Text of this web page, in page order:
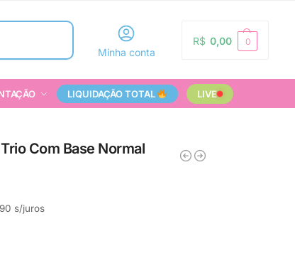
Pesquisar
Minha conta
R$ 0,00 0
LIQUIDAÇÃO TOTAL LIVE
Com Base Normal
s/juros